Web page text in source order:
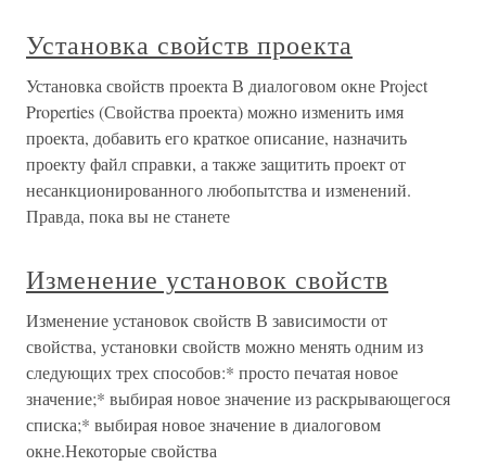
Установка свойств проекта
Установка свойств проекта В диалоговом окне Project
Properties (Свойства проекта) можно изменить имя
проекта, добавить его краткое описание, назначить
проекту файл справки, а также защитить проект от
несанкционированного любопытства и изменений.
Правда, пока вы не станете
Изменение установок свойств
Изменение установок свойств В зависимости от
свойства, установки свойств можно менять одним из
следующих трех способов:* просто печатая новое
значение;* выбирая новое значение из раскрывающегося
списка;* выбирая новое значение в диалоговом
окне.Некоторые свойства